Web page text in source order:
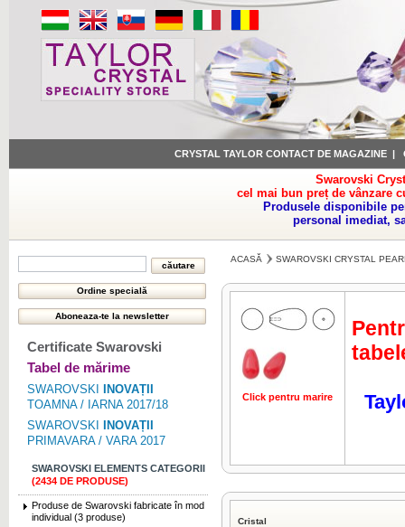
CRYSTAL TAYLOR CONTACT DE MAGAZINE |
Swarovski
cel mai bun preț de vânzare
Produsele disponibile
personal imediat,
Certificate Swarovski
Tabel de mărime
SWAROVSKI
INOVAȚII
TOAMNA / IARNA 2017/18
SWAROVSKI
INOVAȚII
PRIMAVARA / VARA 2017
SWAROVSKI ELEMENTS CATEGORII
(2434 DE PRODUSE)
Produse de Swarovski fabricate în mod
individual (3 produse)
ACASĂ SWAROVSKI CRYSTAL
Click pentru marire Click pentru
Cristal